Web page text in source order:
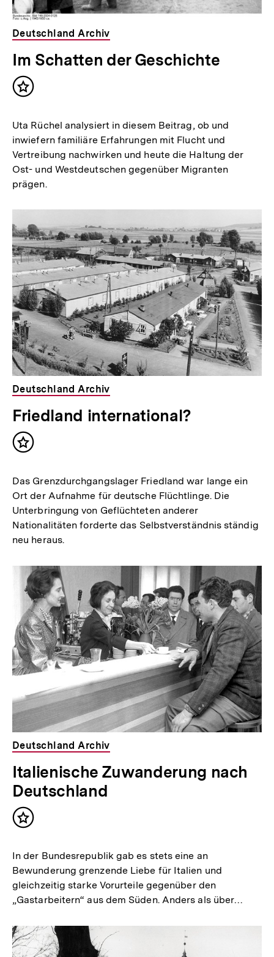
Deutschland Archiv
Im Schatten der Geschichte
Inhalt
Uta Rüchel analysiert in diesem Beitrag, ob und
inwiefern familiäre Erfahrungen mit Flucht und
Vertreibung nachwirken und heute die Haltung der
Ost- und Westdeutschen gegenüber Migranten
prägen.
Deutschland Archiv
Friedland international?
Inhalt
Das Grenzdurchgangslager Friedland war lange ein
Ort der Aufnahme für deutsche Flüchtlinge. Die
Unterbringung von Geflüchteten anderer
Nationalitäten forderte das Selbstverständnis ständig
neu heraus.
Deutschland Archiv
Italienische Zuwanderung nach
Deutschland
Inhalt
In der Bundesrepublik gab es stets eine an
Bewunderung grenzende Liebe für Italien und
gleichzeitig starke Vorurteile gegenüber den
„Gastarbeitern“ aus dem Süden. Anders als über…